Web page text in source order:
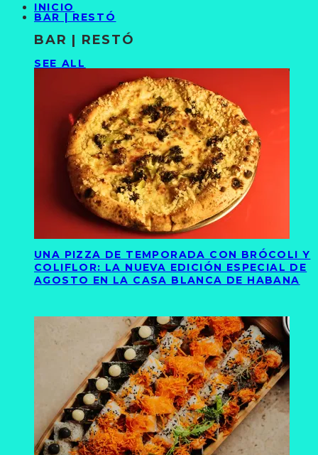
INICIO
BAR | RESTÓ
BAR | RESTÓ
SEE ALL
UNA PIZZA DE TEMPORADA CON BRÓCOLI Y
COLIFLOR: LA NUEVA EDICIÓN ESPECIAL DE
AGOSTO EN LA CASA BLANCA DE HABANA